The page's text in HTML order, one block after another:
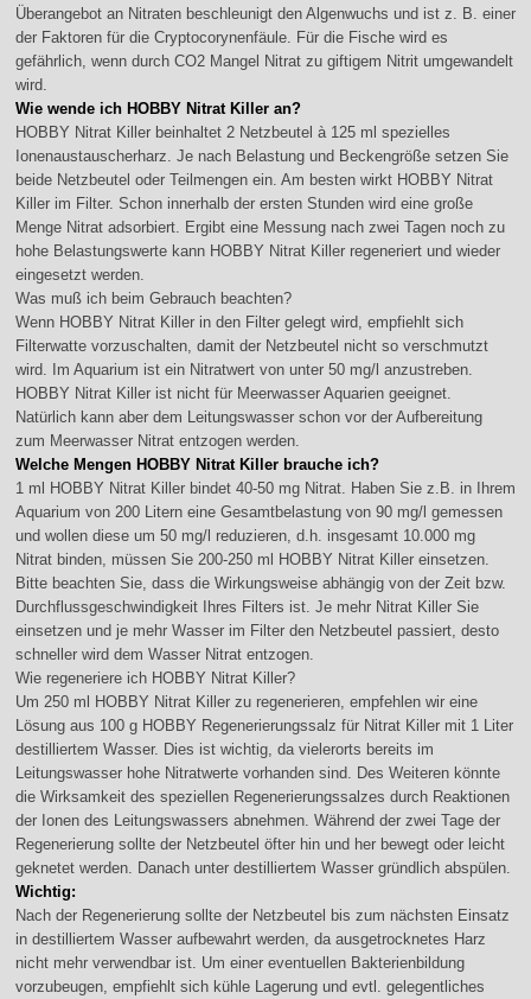
Überangebot an Nitraten beschleunigt den Algenwuchs und ist z. B. einer
der Faktoren für die Cryptocorynenfäule. Für die Fische wird es
gefährlich, wenn durch CO2 Mangel Nitrat zu giftigem Nitrit umgewandelt
wird.
Wie wende ich HOBBY Nitrat Killer an?
HOBBY Nitrat Killer beinhaltet 2 Netzbeutel à 125 ml spezielles
Ionenaustauscherharz. Je nach Belastung und Beckengröße setzen Sie
beide Netzbeutel oder Teilmengen ein. Am besten wirkt HOBBY Nitrat
Killer im Filter. Schon innerhalb der ersten Stunden wird eine große
Menge Nitrat adsorbiert. Ergibt eine Messung nach zwei Tagen noch zu
hohe Belastungswerte kann HOBBY Nitrat Killer regeneriert und wieder
eingesetzt werden.
Was muß ich beim Gebrauch beachten?
Wenn HOBBY Nitrat Killer in den Filter gelegt wird, empfiehlt sich
Filterwatte vorzuschalten, damit der Netzbeutel nicht so verschmutzt
wird. Im Aquarium ist ein Nitratwert von unter 50 mg/l anzustreben.
HOBBY Nitrat Killer ist nicht für Meerwasser Aquarien geeignet.
Natürlich kann aber dem Leitungswasser schon vor der Aufbereitung
zum Meerwasser Nitrat entzogen werden.
Welche Mengen HOBBY Nitrat Killer brauche ich?
1 ml HOBBY Nitrat Killer bindet 40-50 mg Nitrat. Haben Sie z.B. in Ihrem
Aquarium von 200 Litern eine Gesamtbelastung von 90 mg/l gemessen
und wollen diese um 50 mg/l reduzieren, d.h. insgesamt 10.000 mg
Nitrat binden, müssen Sie 200-250 ml HOBBY Nitrat Killer einsetzen.
Bitte beachten Sie, dass die Wirkungsweise abhängig von der Zeit bzw.
Durchflussgeschwindigkeit Ihres Filters ist. Je mehr Nitrat Killer Sie
einsetzen und je mehr Wasser im Filter den Netzbeutel passiert, desto
schneller wird dem Wasser Nitrat entzogen.
Wie regeneriere ich HOBBY Nitrat Killer?
Um 250 ml HOBBY Nitrat Killer zu regenerieren, empfehlen wir eine
Lösung aus 100 g HOBBY Regenerierungssalz für Nitrat Killer mit 1 Liter
destilliertem Wasser. Dies ist wichtig, da vielerorts bereits im
Leitungswasser hohe Nitratwerte vorhanden sind. Des Weiteren könnte
die Wirksamkeit des speziellen Regenerierungssalzes durch Reaktionen
der Ionen des Leitungswassers abnehmen. Während der zwei Tage der
Regenerierung sollte der Netzbeutel öfter hin und her bewegt oder leicht
geknetet werden. Danach unter destilliertem Wasser gründlich abspülen.
Wichtig:
Nach der Regenerierung sollte der Netzbeutel bis zum nächsten Einsatz
in destilliertem Wasser aufbewahrt werden, da ausgetrocknetes Harz
nicht mehr verwendbar ist. Um einer eventuellen Bakterienbildung
vorzubeugen, empfiehlt sich kühle Lagerung und evtl. gelegentliches